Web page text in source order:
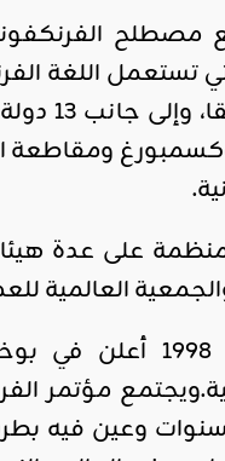
على عدة هيئات
العالمية
ومنذ عام
سنوات وعين فيه